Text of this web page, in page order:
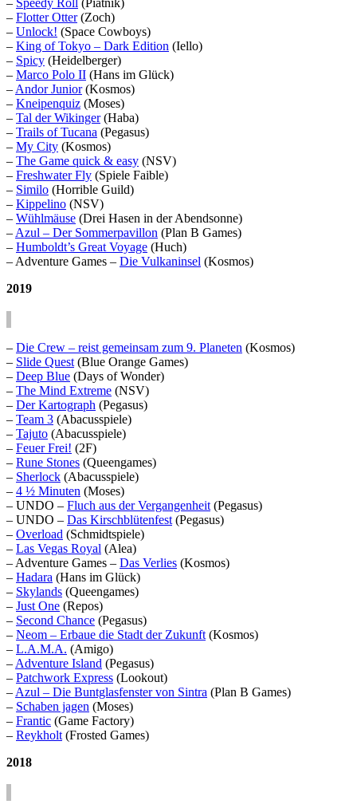
– Speedy Roll (Piatnik)
– Flotter Otter(Zoch)
– Unlock! (Space Cowboys)
– King of Tokyo – Dark Edition (Iello)
– Spicy (Heidelberger)
– Marco Polo II (Hans im Glück)
– Andor Junior(Kosmos)
– Kneipenquiz (Moses)
– Tal der Wikinger(Haba)
– Trails of Tucana (Pegasus)
– My City (Kosmos)
– The Game quick & easy (NSV)
– Freshwater Fly (Spiele Faible)
– Similo (Horrible Guild)
– Kippelino (NSV)
– Wühlmäuse (Drei Hasen in der Abendsonne)
– Azul – Der Sommerpavillon (Plan B Games)
– Humboldt’s Great Voyage (Huch)
– Adventure Games – Die Vulkaninsel (Kosmos)
2019
– Die Crew – reist gemeinsam zum 9. Planeten (Kosmos)
– Slide Quest (Blue Orange Games)
– Deep Blue (Days of Wonder)
– The Mind Extreme (NSV)
– Der Kartograph (Pegasus)
– Team 3 (Abacusspiele)
– Tajuto (Abacusspiele)
– Feuer Frei! (2F)
– Rune Stones (Queengames)
– Sherlock (Abacusspiele)
– 4 ½ Minuten (Moses)
– UNDO – Fluch aus der Vergangenheit (Pegasus)
– UNDO – Das Kirschblütenfest (Pegasus)
– Overload (Schmidtspiele)
– Las Vegas Royal (Alea)
– Adventure Games – Das Verlies (Kosmos)
– Hadara (Hans im Glück)
– Skylands (Queengames)
– Just One (Repos)
– Second Chance (Pegasus)
– Neom – Erbaue die Stadt der Zukunft (Kosmos)
– L.A.M.A. (Amigo)
– Adventure Island (Pegasus)
– Patchwork Express (Lookout)
– Azul – Die Buntglasfenster von Sintra (Plan B Games)
– Schaben jagen (Moses)
– Frantic (Game Factory)
– Reykholt (Frosted Games)
2018